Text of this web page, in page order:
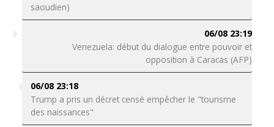
saoudien)
06/08 23:19
Venezuela: début du dialogue entre pouvoir et
opposition à Caracas (AFP)
06/08 23:18
Trump a pris un décret censé empêcher le "tourisme
des naissances"